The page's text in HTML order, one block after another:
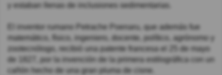
y estaban llenas de inclusiones sedimentarias.
El inventor rumano Petrache Poenaru, que además fue
matemático, físico, ingeniero, docente, político, agrónomo y
zootecnólogo, recibió una patente francesa el 25 de mayo
de 1827, por la invención de la primera estilográfica con un
cañón hecho de una gran pluma de cisne.